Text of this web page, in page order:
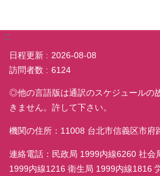
:::
日程更新
2026-08-08
訪問者数
6124
◎他の言語版は通訳のスケジュールの
きません。許して下さい。
機関の住所：11008 台北市信義区市府
連絡電話：民政局 1999内線6260 社会
1999内線1216 衛生局 1999内線1816